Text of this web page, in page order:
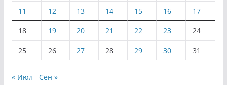
11 12 13 14 15 16 17
18 19 20 21 22 23 24
25 26 27 28 29 30 31
« Июл Сен »